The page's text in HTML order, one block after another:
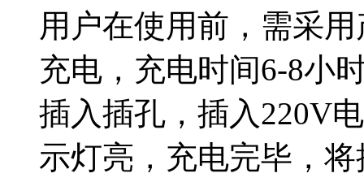
用户在使用前，需采
充电，充电时间6-8小
插入插孔，插入220V
示灯亮，充电完毕，